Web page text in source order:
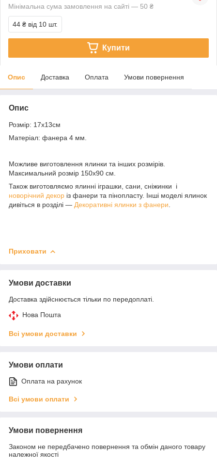
Мінімальна сума замовлення на сайті — 50 ₴
44 ₴ від 10 шт.
Купити
Опис Доставка Оплата Умови повернення
Опис
Розмір: 17х13см
Матеріал: фанера 4 мм.
Можливе виготовлення ялинки та інших розмірів.
Максимальний розмір 150х90 см.
Також виготовляємо ялинні іграшки, сани, сніжинки і
новорічний декор із фанери та пінопласту. Інші моделі ялинок
дивіться в розділі — Декоративні ялинки з фанери
Приховати
Умови доставки
Доставка здійснюється тільки по передоплаті.
Нова Пошта
Всі умови доставки
Умови оплати
Оплата на рахунок
Всі умови оплати
Умови повернення
Законом не передбачено повернення та обмін даного товару
належної якості